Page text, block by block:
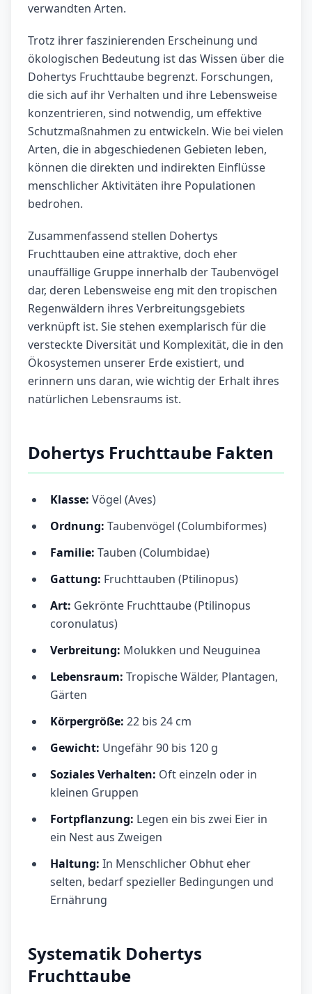
verwandten Arten.
Trotz ihrer faszinierenden Erscheinung und
ökologischen Bedeutung ist das Wissen über die
Dohertys Fruchttaube begrenzt. Forschungen,
die sich auf ihr Verhalten und ihre Lebensweise
konzentrieren, sind notwendig, um effektive
Schutzmaßnahmen zu entwickeln. Wie bei vielen
Arten, die in abgeschiedenen Gebieten leben,
können die direkten und indirekten Einflüsse
menschlicher Aktivitäten ihre Populationen
bedrohen.
Zusammenfassend stellen Dohertys
Fruchttauben eine attraktive, doch eher
unauffällige Gruppe innerhalb der Taubenvögel
dar, deren Lebensweise eng mit den tropischen
Regenwäldern ihres Verbreitungsgebiets
verknüpft ist. Sie stehen exemplarisch für die
versteckte Diversität und Komplexität, die in den
Ökosystemen unserer Erde existiert, und
erinnern uns daran, wie wichtig der Erhalt ihres
natürlichen Lebensraums ist.
Dohertys Fruchttaube Fakten
Klasse: Vögel (Aves)
Ordnung: Taubenvögel (Columbiformes)
Familie: Tauben (Columbidae)
Gattung: Fruchttauben (Ptilinopus)
Art: Gekrönte Fruchttaube (Ptilinopus
coronulatus)
Verbreitung: Molukken und Neuguinea
Lebensraum: Tropische Wälder, Plantagen,
Gärten
Körpergröße: 22 bis 24 cm
Gewicht: Ungefähr 90 bis 120 g
Soziales Verhalten: Oft einzeln oder in
kleinen Gruppen
Fortpflanzung: Legen ein bis zwei Eier in
ein Nest aus Zweigen
Haltung: In Menschlicher Obhut eher
selten, bedarf spezieller Bedingungen und
Ernährung
Systematik Dohertys
Fruchttaube